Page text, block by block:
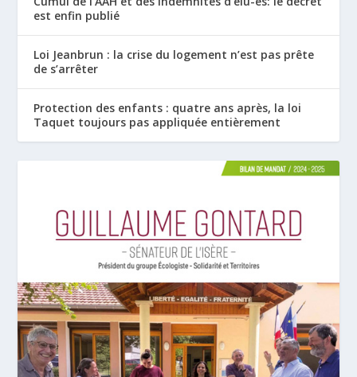
est enfin publié
Loi Jeanbrun : la crise du logement n’est pas prête
de s’arrêter
Protection des enfants : quatre ans après, la loi
Taquet toujours pas appliquée entièrement